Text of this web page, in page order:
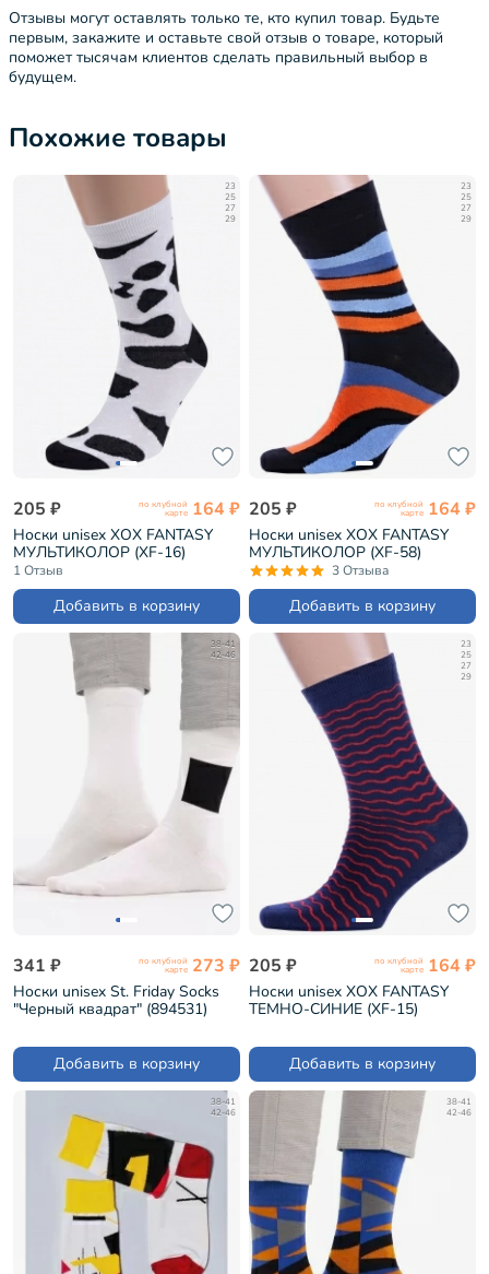
Отзывы могут оставлять только те, кто купил товар. Будьте
первым, закажите и оставьте свой отзыв о товаре, который
поможет тысячам клиентов сделать правильный выбор в
будущем.
Похожие товары
23
25
27
29
205 ₽ по клубной
карте 164 ₽
Носки unisex ХОХ FANTASY
МУЛЬТИКОЛОР (XF-16)
1 Отзыв
Добавить в корзину
23
25
27
29
205 ₽ по клубной
карте 164 ₽
Носки unisex ХОХ FANTASY
МУЛЬТИКОЛОР (XF-58)
3 Отзыва
Добавить в корзину
38-41
42-46
341 ₽ по клубной
карте 273 ₽
Носки unisex St. Friday Socks
"Черный квадрат" (894531)
Добавить в корзину
23
25
27
29
205 ₽ по клубной
карте 164 ₽
Носки unisex ХОХ FANTASY
ТЕМНО-СИНИЕ (XF-15)
Добавить в корзину
38-41
42-46
38-41
42-46